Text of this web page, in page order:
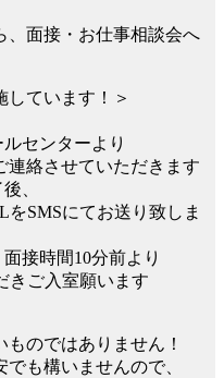
、面接・お仕事相談会へ
しています！＞
センターより
絡させていただきます
、
SMSにてお送り致しま
接時間10分前より
ご入室願います
のではありません！
も構いませんので、